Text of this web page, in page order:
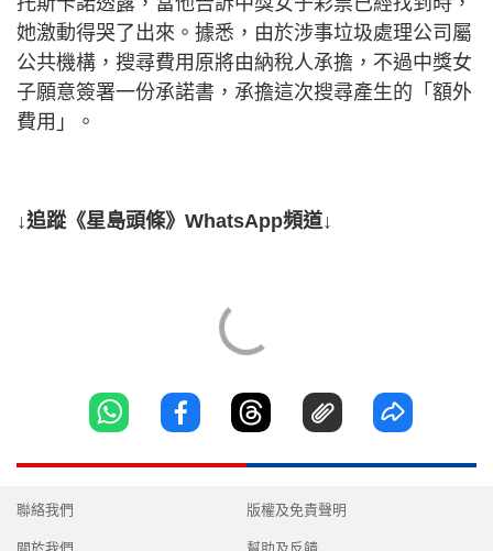
她激動得哭了出來。據悉，由於涉事垃圾處理公司屬
公共機構，搜尋費用原將由納稅人承擔，不過中獎女
子願意簽署一份承諾書，承擔這次搜尋產生的「額外
費用」。
↓追蹤《星島頭條》WhatsApp頻道↓
聯絡我們 版權及免責聲明